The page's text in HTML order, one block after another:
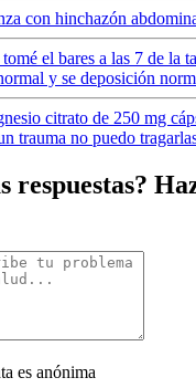
con hinchazón
el bares a las 7 de la
y se deposición
citrato de 250 mg
trauma no puedo
respuestas?
es anónima